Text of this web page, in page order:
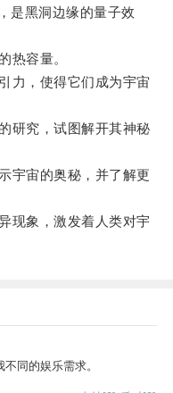
黑洞边缘的量子效
容量。
，使得它们成为宇宙
究，试图解开其神秘
宙的奥秘，并了解更
象，激发着人类对宇
同的娱乐需求。